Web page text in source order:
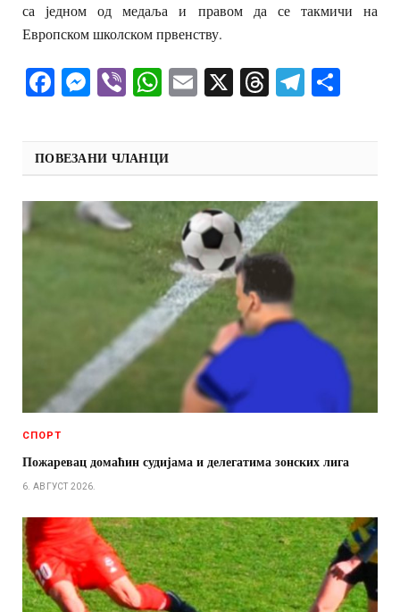
са једном од медаља и правом да се такмичи на
Европском школском првенству.
Facebook
Messenger
ViberWhatsApp
Email
X Threads
ПОВЕЗАНИ ЧЛАНЦИ
СПОРТ
Пожаревац домаћин судијама и делегатима зонских лига
6. АВГУСТ 2026.